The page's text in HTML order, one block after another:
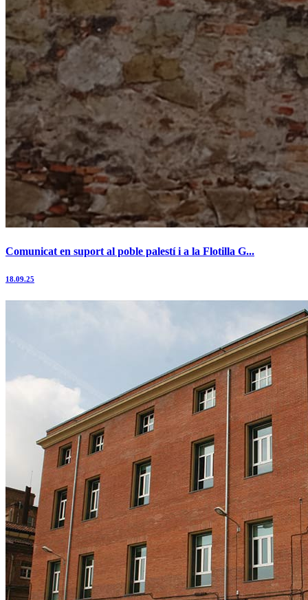
Comunicat en suport al poble palestí i a la Flotilla G...
18.09.25